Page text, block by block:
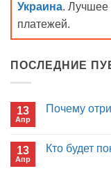
Украина. Лучшее
платежей.
ПОСЛЕДНИЕ
13
Апр
Почему
Почему
13
Апр
Кто будет